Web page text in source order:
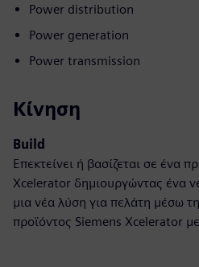
Power distribution
Power generation
Power transmission
Κίνηση
Build
Επεκτείνει ή βασίζεται σε ένα
Xcelerator δημιουργώντας ένα
μια νέα λύση για πελάτη μέσω
προϊόντος Siemens Xcelerator